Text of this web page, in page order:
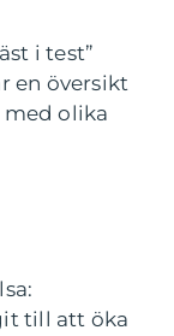
i test”
en översikt
olika
till att öka